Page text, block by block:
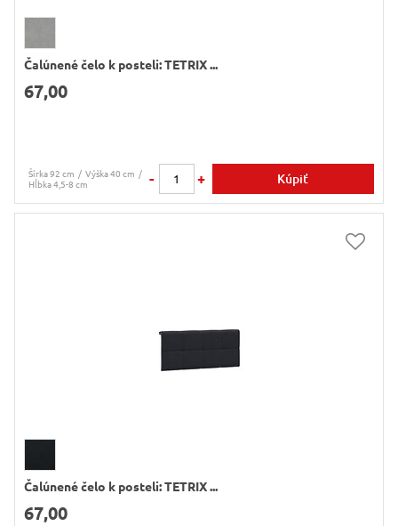
Čalúnené čelo k posteli: TETRIX ...
67,00
Šírka 92 cm
Výška 40 cm
Hĺbka 4,5-8 cm
- + Kúpiť
Čalúnené čelo k posteli: TETRIX ...
67,00